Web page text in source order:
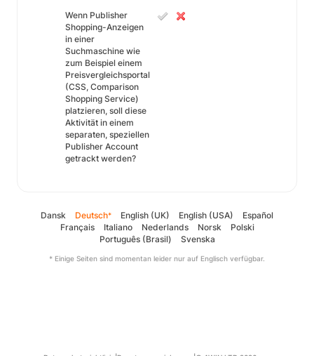
Wenn Publisher
Shopping-Anzeigen
in einer
Suchmaschine wie
zum Beispiel einem
Preisvergleichsportal
(CSS, Comparison
Shopping Service)
platzieren, soll diese
Aktivität in einem
separaten, speziellen
Publisher Account
getrackt werden?
Dansk Deutsch* English (UK) English (USA)
Español
Français
Italiano Nederlands Norsk
Polski
Português (Brasil)
Svenska
* Einige Seiten sind momentan leider nur auf Englisch verfügbar.